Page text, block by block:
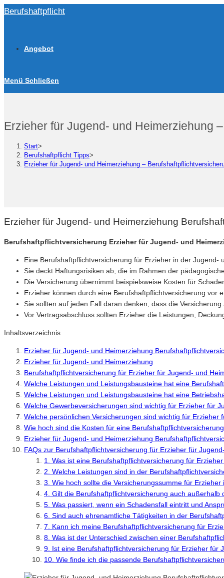
Zum
Berufshaftpflicht
Angebot
Menü Schließen
Erzieher für Jugend- und Heimerziehung
Start>
Berufshaftpflicht Tipps>
Erzieher für Jugend- und Heimerziehung –
Erzieher für Jugend- und Heimerziehung
Berufshaftpflichtversicherung Erzieher für Jugend- und
Eine Berufshaftpflichtversicherung für Erzieher in der
Sie deckt Haftungsrisiken ab, die im Rahmen der
Die Versicherung übernimmt beispielsweise Kosten für
Erzieher können durch eine Berufshaftpflichtversicherung vor
Sie sollten auf jeden Fall daran denken, dass die
Vor Vertragsabschluss sollten Erzieher die Leistungen,
Inhaltsverzeichnis
Erzieher für Jugend- und Heimerziehung
Erzieher für Jugend- und Heimerziehung
Berufshaftpflichtversicherung für Erzieher für Jugend- und
Welche Leistungen und Leistungsbausteine hat eine
Welche Leistungen und Leistungsbausteine hat eine
Welche Gewerbeversicherungen sind wichtig für Erzieher für
Welche persönlichen Versicherungen sind wichtig für Erzieher
Wie hoch sind die Kosten für eine
Erzieher für Jugend- und Heimerziehung
FAQs zur Berufshaftpflichtversicherung für Erzieher für
1. Was ist eine Berufshaftpflichtversicherung für
2. Welche Leistungen sind in der
3. Wie hoch sollte die Versicherungssumme für
4. Gilt die Berufshaftpflichtversicherung auch außerhalb
5. Was passiert, wenn ein Schadensfall eintritt und
6. Sind auch ehrenamtliche Tätigkeiten in der
7. Kann ich meine Berufshaftpflichtversicherung für
8. Was ist der Unterschied zwischen einer
9. Ist eine Berufshaftpflichtversicherung für Erzieher für
10. Wie finde ich die passende